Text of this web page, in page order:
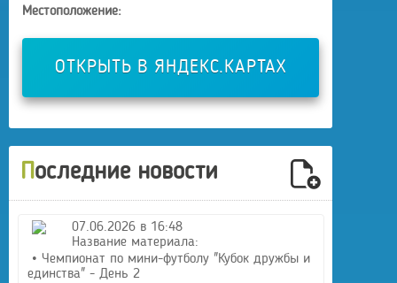
Местоположение:
ОТКРЫТЬ В ЯНДЕКС.КАРТАХ
Последние новости
07.06.2026 в 16:48
Название материала:
• Чемпионат по мини-футболу "Кубок дружбы и
единства" - День 2